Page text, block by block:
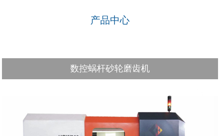
产品中心
数控蜗杆砂轮磨齿机